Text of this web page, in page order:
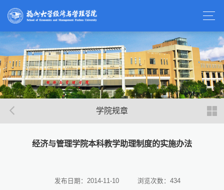
学院规章
经济与管理学院本科教学助理制度的实施办法
发布日期：2014-11-10 浏览次数：434